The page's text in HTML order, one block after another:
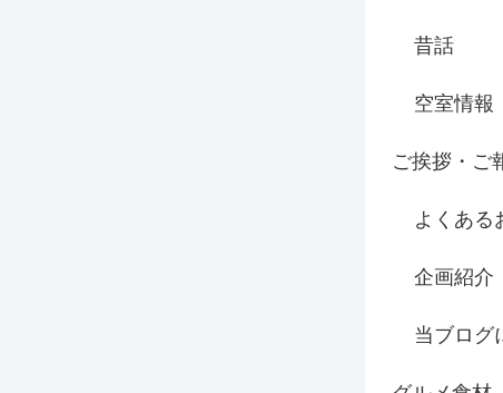
昔話
空室情報
ご挨拶・ご
よくある
企画紹介
当ブログ